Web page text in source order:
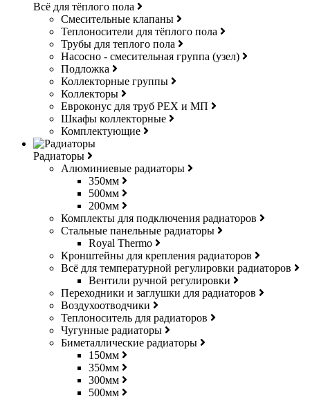
Всё для тёплого пола
Смесительные клапаны
Теплоносители для тёплого пола
Трубы для теплого пола
Насосно - смесительная группа (узел)
Подложка
Коллекторные группы
Коллекторы
Евроконус для труб РЕХ и МП
Шкафы коллекторные
Комплектующие
Радиаторы
Алюминиевые радиаторы
350мм
500мм
200мм
Комплекты для подключения радиаторов
Стальные панельные радиаторы
Royal Thermo
Кронштейны для крепления радиаторов
Всё для температурной регулировки радиаторов
Вентили ручной регулировки
Переходники и заглушки для радиаторов
Воздухоотводчики
Теплоноситель для радиаторов
Чугунные радиаторы
Биметаллические радиаторы
150мм
350мм
300мм
500мм